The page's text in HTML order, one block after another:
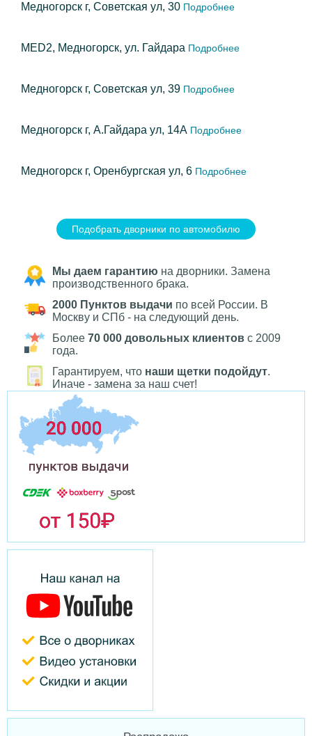
Медногорск г, Советская ул, 30 Подробнее
MED2, Медногорск, ул. Гайдара Подробнее
Медногорск г, Советская ул, 39 Подробнее
Медногорск г, А.Гайдара ул, 14А Подробнее
Медногорск г, Оренбургская ул, 6 Подробнее
Подобрать дворники по автомобилю
Мы даем гарантию на дворники. Замена
производственного брака.
2000 Пунктов выдачи по всей России. В
Москву и СПб - на следующий день.
Более 70 000 довольных клиентов с 2009
года.
Гарантируем, что наши щетки подойдут.
Иначе - замена за наш счет!